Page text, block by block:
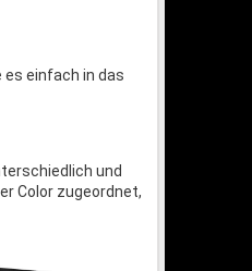
es einfach in das
und
Color zugeordnet,